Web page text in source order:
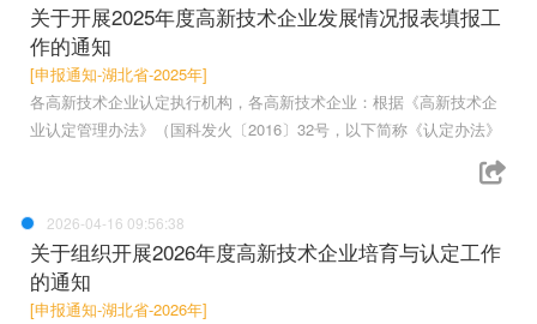
关于开展2025年度高新技术企业发展情况报表填报工
作的通知
[申报通知-湖北省-2025年]
各高新技术企业认定执行机构，各高新技术企业：根据《高新技术企
业认定管理办法》（国科发火〔2016〕32号，以下简称《认定办法》
2026-04-16 09:56:38
关于组织开展2026年度高新技术企业培育与认定工作
的通知
[申报通知-湖北省-2026年]